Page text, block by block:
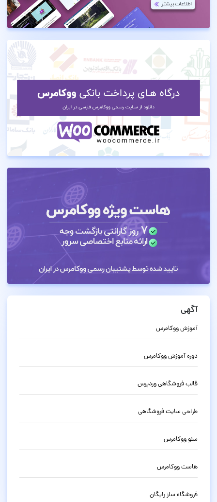
آگهی
آموزش ووکامرس
دوره آموزش ووکامرس
قالب فروشگاهی وردپرس
طراحی سایت فروشگاهی
سئو ووکامرس
هاست ووکامرس
فروشگاه ساز رایگان